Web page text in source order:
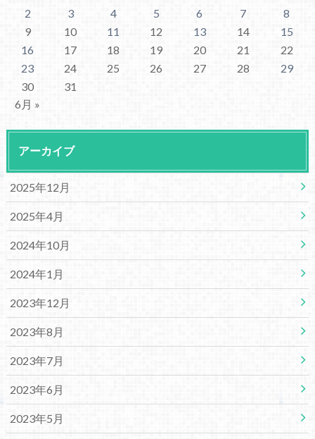
2
3 4 5 6 7
8
9
10 11 12 13 14
15
16
17 18 19 20 21
22
23
24 25 26 27 28
29
30
31
6月 »
アーカイブ
2025年12月
2025年4月
2024年10月
2024年1月
2023年12月
2023年8月
2023年7月
2023年6月
2023年5月